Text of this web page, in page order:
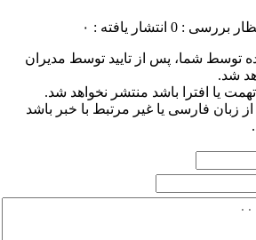
بررسی : 0 انتشار یافته : ۰
توسط شما، پس از تایید توسط مدیران
شد.
یا افترا باشد منتشر نخواهد شد.
زبان فارسی یا غیر مرتبط با خبر باشد